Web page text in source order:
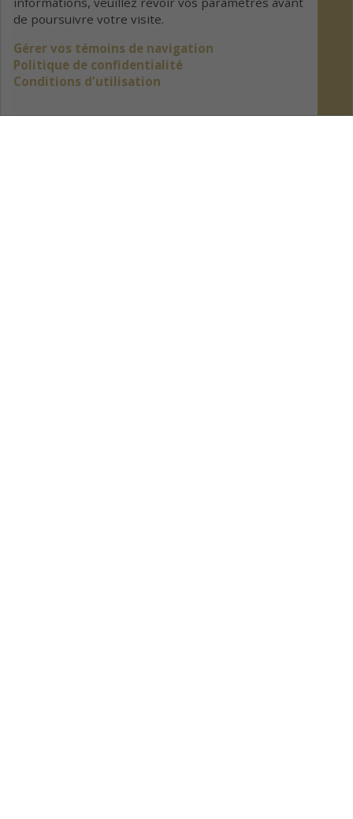
de poursuivre votre visite.
Gérer vos témoins de navigation
Politique de confidentialité
Conditions d'utilisation